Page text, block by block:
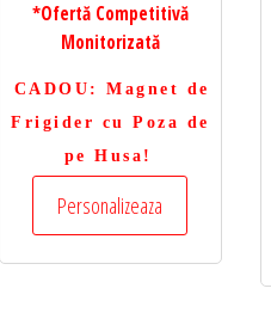
*Ofertă Competitivă
Monitorizată
CADOU : Magnet de
Frigider cu Poza de
pe Husa!
Personalizeaza